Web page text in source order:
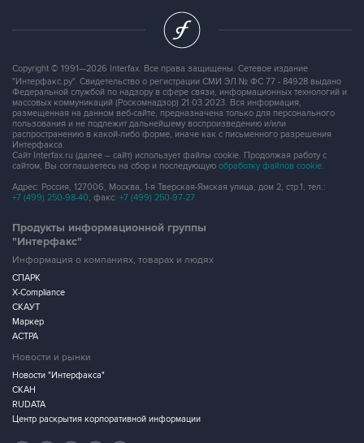
Copyright © 1991—2026 Interfax. Все права защищены. Сетевое издание
"Интерфакс.ру". Свидетельство о регистрации СМИ ЭЛ № ФС 77 - 84928 выдано
Федеральной службой по надзору в сфере связи, информационных технологий и
массовых коммуникаций (Роскомнадзор) 21.03.2023. Вся информация,
размещенная на данном веб-сайте, предназначена только для персонального
пользования и не подлежит дальнейшему воспроизведению и/или
распространению в какой-либо форме, иначе как с письменного разрешения
Интерфакса.
Сайт Interfax.ru (далее – сайт) использует файлы cookie. Продолжая работу с
сайтом, Вы соглашаетесь на сбор и последующую обработку файлов cookie.
Адрес: Россия, 127006, Москва, 1-я Тверская-Ямская улица, дом 2, стр.1, тел.:
+7 (499) 250-98-40, факс: +7 (499) 250-97-27
Продукты информационной группы
"Интерфакс"
Информация о компаниях, товарах и людях
СПАРК
X-Compliance
СКАУТ
Маркер
АСТРА
Новости и рынки
Новости "Интерфакса"
СКАН
RUDATA
Центр раскрытия корпоративной информации